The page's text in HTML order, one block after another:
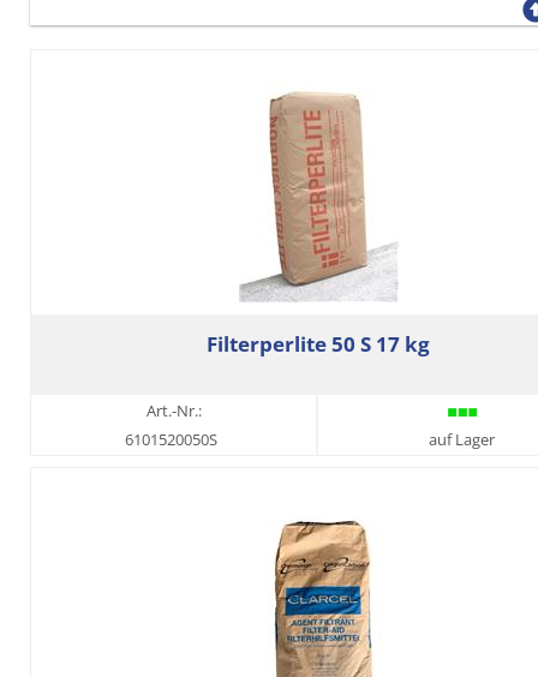
Filterperlite 50 S 17 kg
Art.-Nr.:
6101520050S
auf Lager